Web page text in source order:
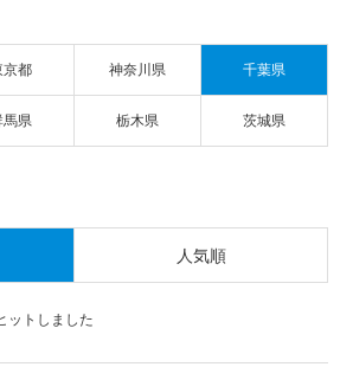
京都 神奈川県 千葉県
馬県 栃木県 茨城県
人気順
ットしました